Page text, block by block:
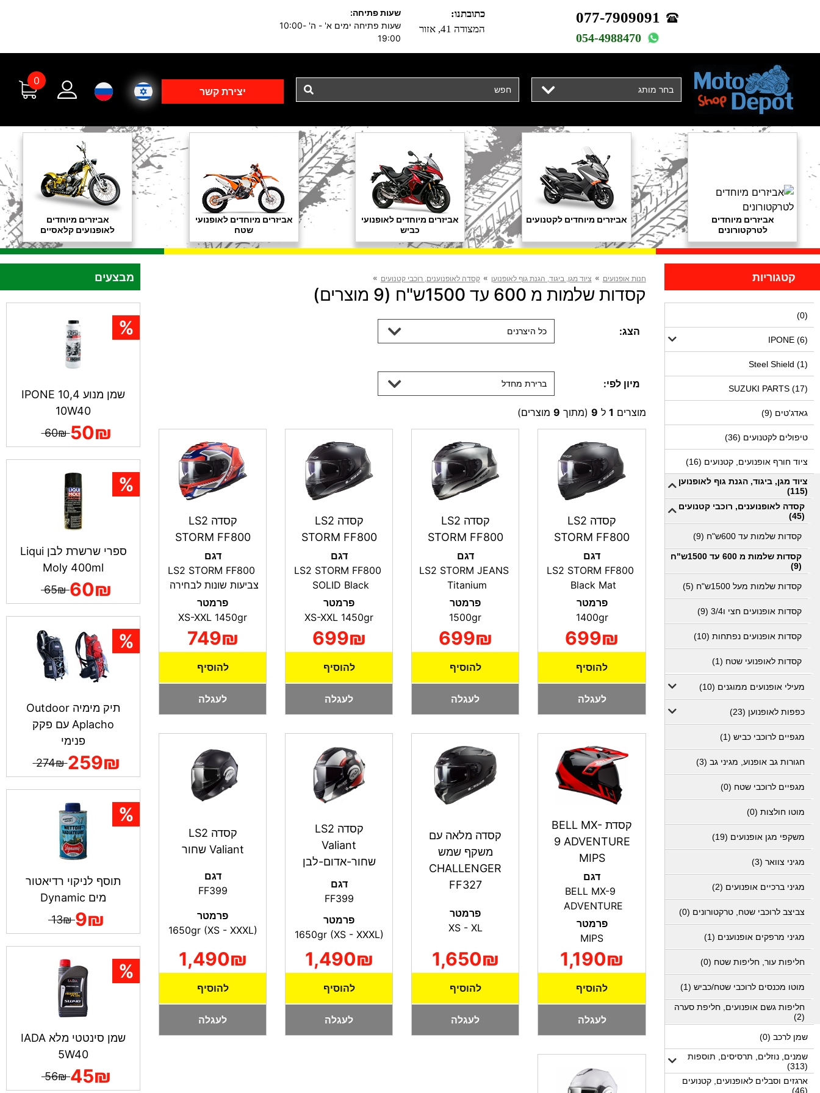
077-7909091
054-4988470
כתובתנו:
המצודה 41, אזור
שעות פתיחה:
שעות פתיחה ימים א' - ה' 10:00-
19:00
בחר מותג יצירת קשר
0
אביזרים מיוחדים
לטרקטורונים
אביזרים מיוחדים לקטנועים
אביזרים מיוחדים לאופנועי
כביש
אביזרים מיוחדים לאופנועי
שטח
אביזרים מיוחדים
לאופנועים קלאסיים
קטגוריות
(0)
IPONE (6)
Steel Shield (1)
SUZUKI PARTS (17)
גאדג'טים (9)
טיפולים לקטנועים (36)
ציוד חורף אופנועים, קטנועים (16)
ציוד מגן, ביגוד, הגנת גוף לאופנוען
(115)
קסדה לאופנוענים, רוכבי קטנועים
(45)
קסדות שלמות עד 600ש"ח (9)
קסדות שלמות מ 600 עד 1500ש"ח
(9)
קסדות שלמות מעל 1500ש"ח (5)
קסדות אופנועים חצי ו3/4 (9)
קסדות אופנועים נפתחות (10)
קסדות לאופנועי שטח (1)
מעילי אופנועים ממוגנים (10)
כפפות לאופנוען (23)
מגפיים לרוכבי כביש (1)
חגורות גב אופנוע, מגיני גב (3)
מגפיים לרוכבי שטח (0)
מוטו חולצות (0)
משקפי מגן אופנועים (19)
מגיני צוואר (3)
מגיני ברכיים אופנועים (2)
צביצב לרוכבי שטח, טרקטורונים (0)
מגיני מרפקים אופנוענים (1)
חליפות עור, חליפות שטח (0)
מוטו מכנסים לרוכבי שטח/כביש (1)
חליפות גשם אופנועים, חליפת סערה
(2)
שמן לרכב (0)
שמנים, נוזלים, תרסיסים, תוספות
(313)
ארגזים וסבלים לאופנועים, קטנועים
(46)
חנות אופנועים » ציוד מגן, ביגוד, הגנת גוף לאופנוען » קסדה לאופנוענים, רוכבי קטנועים »
קסדות שלמות מ 600 עד 1500ש"ח (9 מוצרים)
הצג: כל היצרנים
מיון לפי: ברירת מחדל
מוצרים 1 ל 9 (מתוך 9 מוצרים)
קסדה LS2
STORM FF800
דגם
LS2 STORM FF800
Black Mat
פרמטר
1400gr
699₪
להוסיף
לעגלה
קסדה LS2
STORM FF800
דגם
LS2 STORM JEANS
Titanium
פרמטר
699₪
להוסיף
לעגלה
קסדה LS2
STORM FF800
דגם
LS2 STORM FF800
SOLID Black
פרמטר
699₪
להוסיף
לעגלה
קסדה LS2
STORM FF800
דגם
LS2 STORM FF800
צביעות שונות לבחירה
פרמטר
749₪
להוסיף
לעגלה
קסדת BELL MX-
9 ADVENTURE
MIPS
דגם
BELL MX-9
ADVENTURE
פרמטר
1,190₪
להוסיף
לעגלה
קסדה מלאה עם
משקף שמש
CHALLENGER
FF327
פרמטר
XS - XL
1,650₪
להוסיף
לעגלה
קסדה LS2
Valiant
שחור-אדום-לבן
דגם
פרמטר
1,490₪
להוסיף
לעגלה
קסדה LS2
Valiant שחור
דגם
פרמטר
1,490₪
להוסיף
לעגלה
מבצעים
שמן מנוע IPONE 10,4
10W40
50₪
60₪
ספרי שרשרת לבן Liqui
Moly 400ml
60₪
65₪
תיק מימיה Outdoor
Aplacho עם פקק
פנימי
259₪
274₪
תוסף לניקוי רדיאטור
מים Dynamic
9₪
13₪
שמן סינטטי מלא IADA
5W40
45₪
56₪